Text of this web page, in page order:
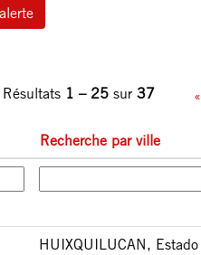
Résultats 1 – 25 sur 37 «
Recherche par ville
HUIXQUILUCAN, Estado